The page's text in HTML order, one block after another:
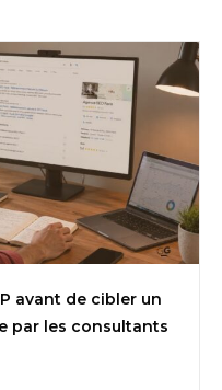
avant de cibler un
par les consultants